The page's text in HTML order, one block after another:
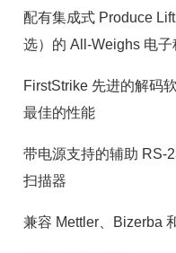
配有集成式 Produce
选）的 All-Weighs 电子
FirstStrike 先进的解码
最佳的性能
带电源支持的辅助 RS-
扫描器
兼容 Mettler、Bizerba